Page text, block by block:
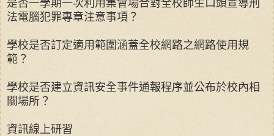
是否一學期一次利用集會場合對全校師生口頭宣導刑
法電腦犯罪專章注意事項？
學校是否訂定適用範圍涵蓋全校網路之網路使用規
範？
學校是否建立資訊安全事件通報程序並公布於校內相
關場所？
資訊線上研習